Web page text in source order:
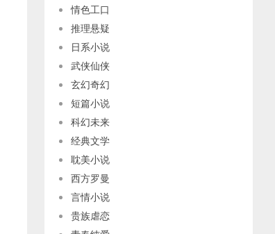
情色工口
推理悬疑
日系小说
武侠仙侠
玄幻奇幻
短篇小说
科幻未来
经典文学
耽美小说
西方罗曼
言情小说
贵族虐恋